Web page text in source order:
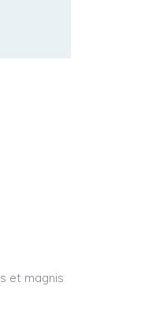
et magnis